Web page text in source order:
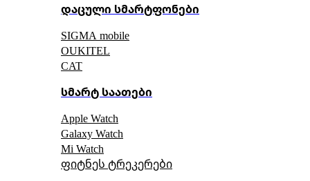
დაცული სმარტფონები
SIGMA mobile
OUKITEL
CAT
სმარტ საათები
Apple Watch
Galaxy Watch
Mi Watch
ფიტნეს ტრეკერები